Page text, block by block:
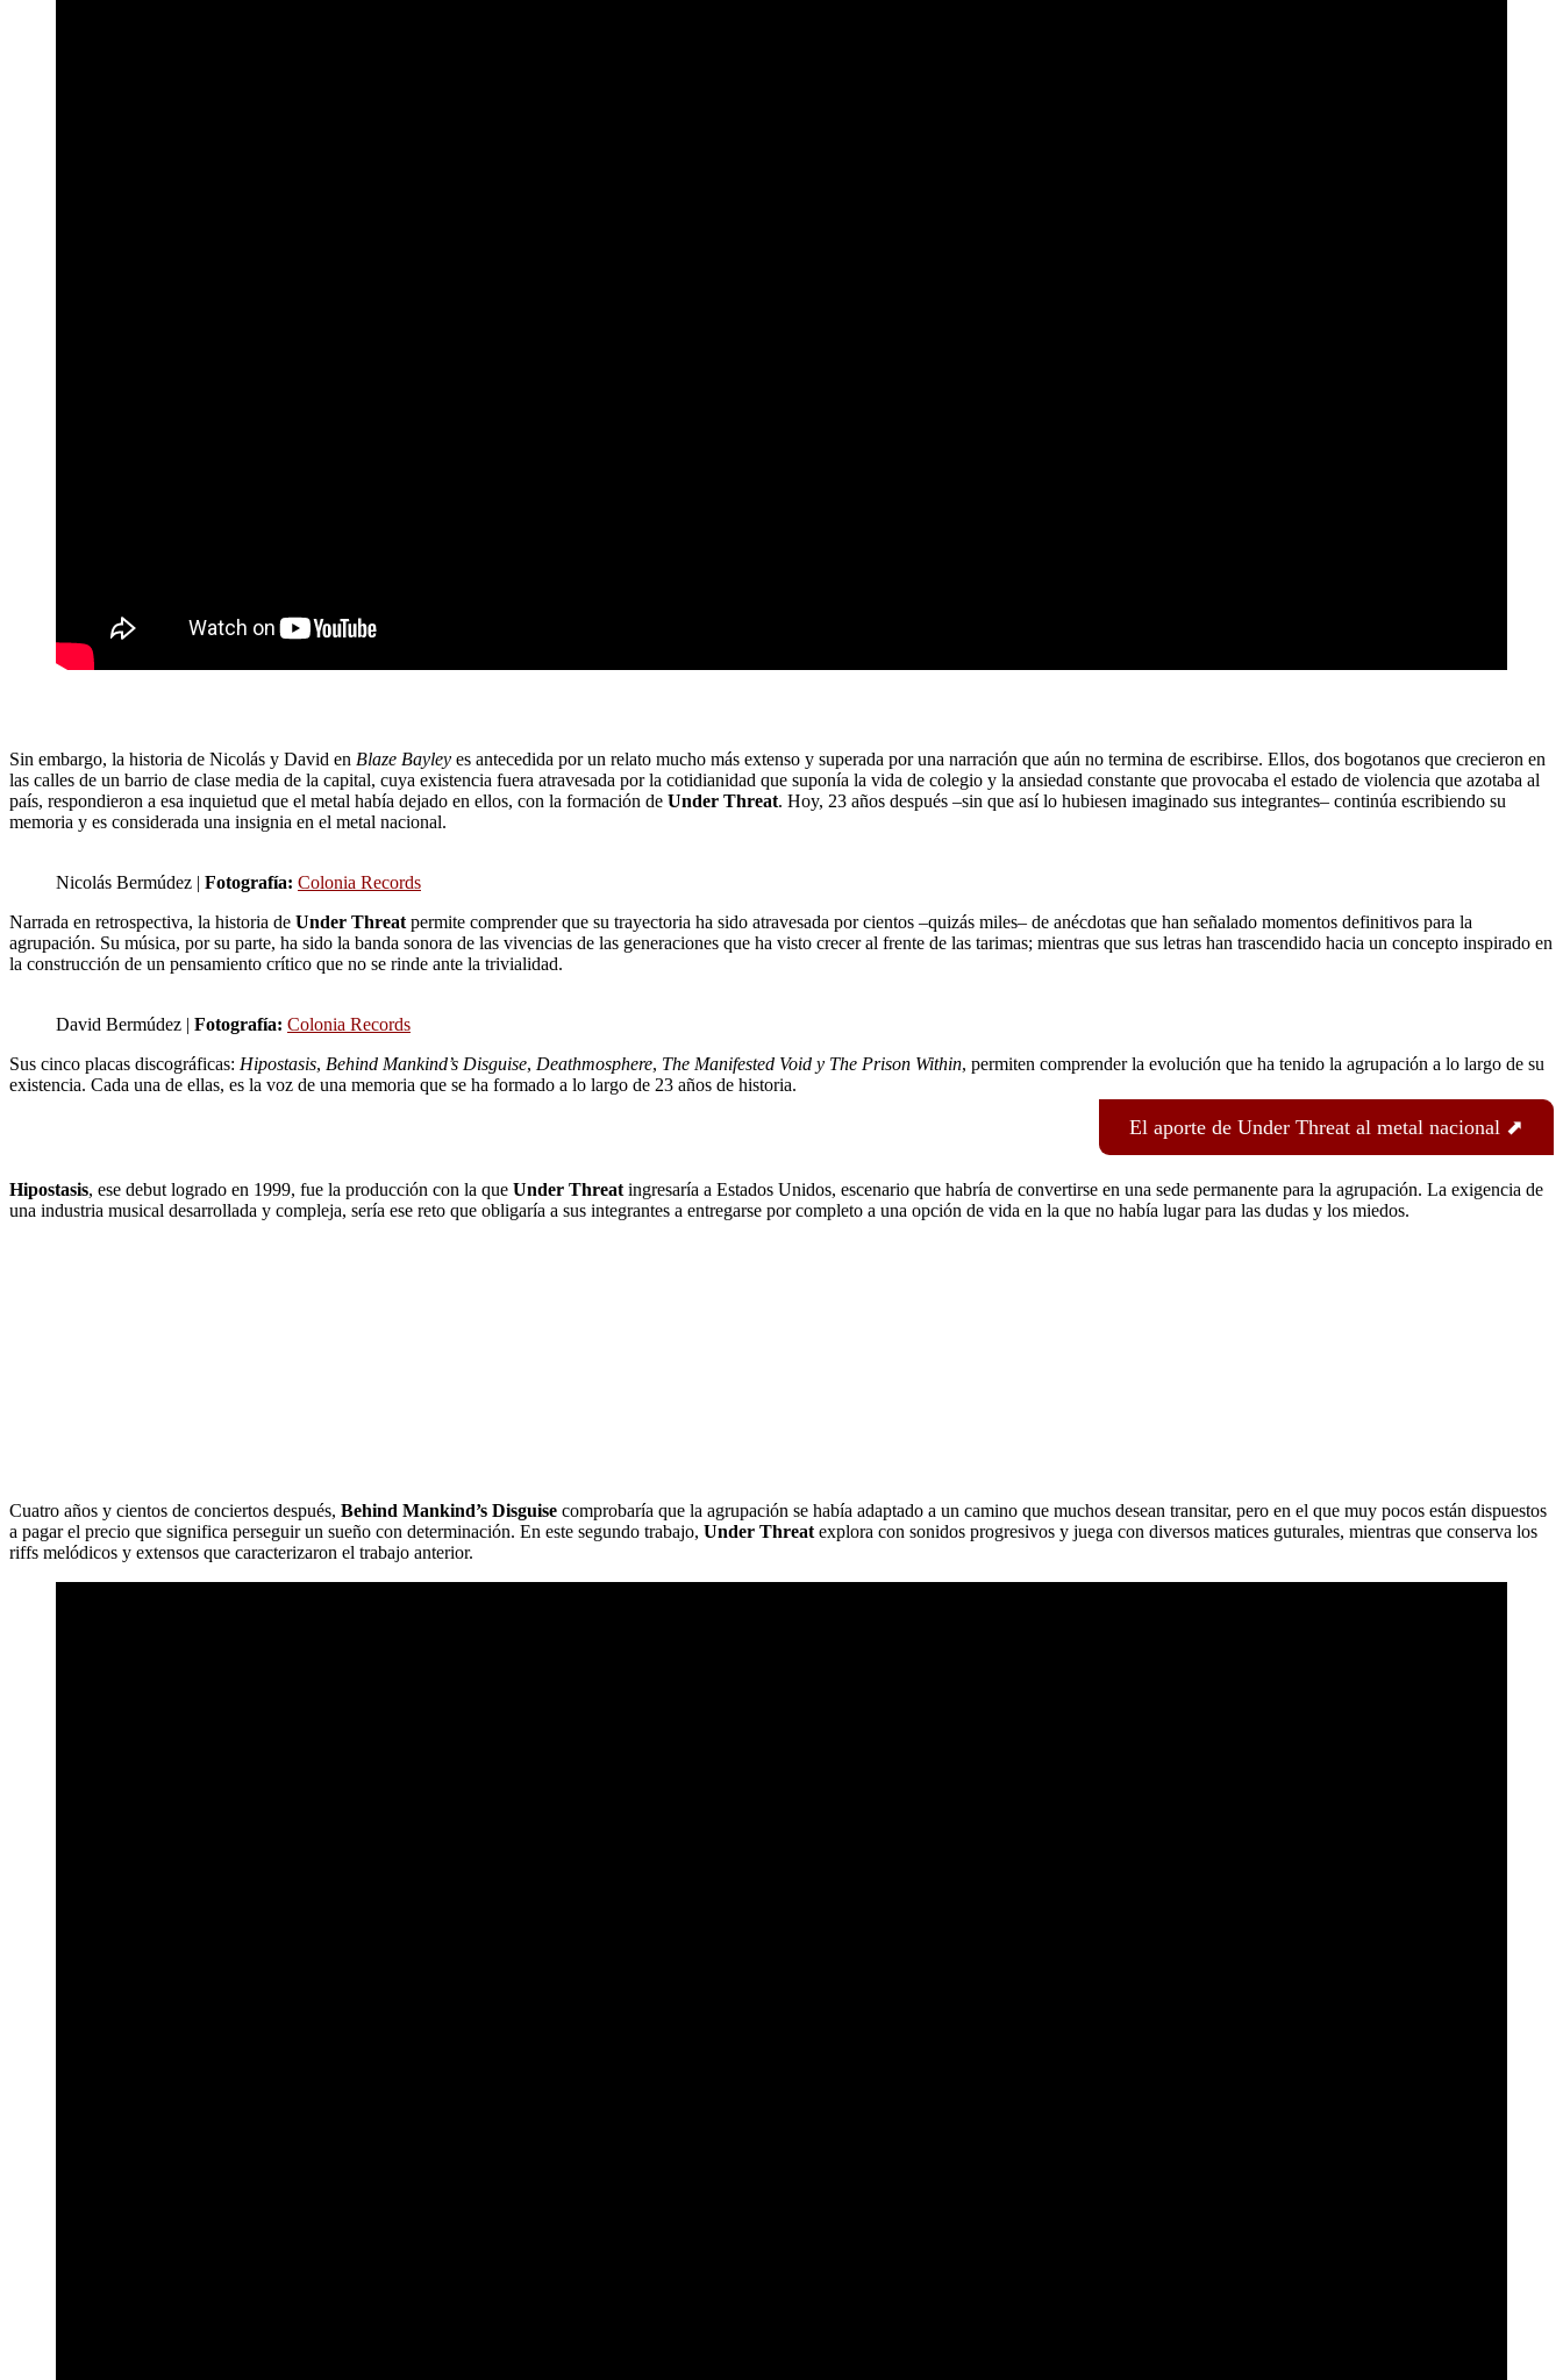
Sin embargo, la historia de Nicolás y David en Blaze Bayley es antecedida por un relato mucho más extenso y superada por una narración que aún no termina de escribirse. Ellos, dos bogotanos que crecieron en
las calles de un barrio de clase media de la capital, cuya existencia fuera atravesada por la cotidianidad que suponía la vida de colegio y la ansiedad constante que provocaba el estado de violencia que azotaba al
país, respondieron a esa inquietud que el metal había dejado en ellos, con la formación de Under Threat. Hoy, 23 años después –sin que así lo hubiesen imaginado sus integrantes– continúa escribiendo su
memoria y es considerada una insignia en el metal nacional.
Nicolás Bermúdez | Fotografía: Colonia Records
Narrada en retrospectiva, la historia de Under Threat permite comprender que su trayectoria ha sido atravesada por cientos –quizás miles– de anécdotas que han señalado momentos definitivos para la
agrupación. Su música, por su parte, ha sido la banda sonora de las vivencias de las generaciones que ha visto crecer al frente de las tarimas; mientras que sus letras han trascendido hacia un concepto inspirado en
la construcción de un pensamiento crítico que no se rinde ante la trivialidad.
David Bermúdez | Fotografía: Colonia Records
Sus cinco placas discográficas: Hipostasis, Behind Mankind’s Disguise, Deathmosphere, The Manifested Void y The Prison Within, permiten comprender la evolución que ha tenido la agrupación a lo largo de su
existencia. Cada una de ellas, es la voz de una memoria que se ha formado a lo largo de 23 años de historia.
El aporte de Under Threat al metal nacional ⬈
Hipostasis, ese debut logrado en 1999, fue la producción con la que Under Threat ingresaría a Estados Unidos, escenario que habría de convertirse en una sede permanente para la agrupación. La exigencia de
una industria musical desarrollada y compleja, sería ese reto que obligaría a sus integrantes a entregarse por completo a una opción de vida en la que no había lugar para las dudas y los miedos.
Cuatro años y cientos de conciertos después, Behind Mankind’s Disguise comprobaría que la agrupación se había adaptado a un camino que muchos desean transitar, pero en el que muy pocos están dispuestos
a pagar el precio que significa perseguir un sueño con determinación. En este segundo trabajo, Under Threat explora con sonidos progresivos y juega con diversos matices guturales, mientras que conserva los
riffs melódicos y extensos que caracterizaron el trabajo anterior.